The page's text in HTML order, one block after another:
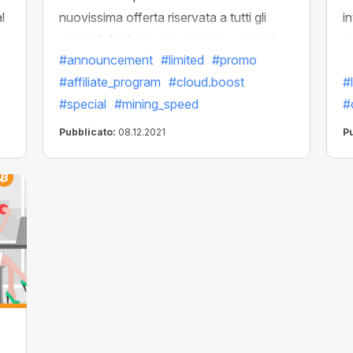
nuovissima offerta riservata a tutti gli
utenti di Android: uno sconto extra del
30% su tutti i moltiplicatori Cloud.Boost!
Per attivare lo sconto basta seguire il link
ed acquistare qualsiasi boost al nostro
prezzo speciale!
#announcement #limited #promo
#affiliate_program #cloud.boost
#special #mining_speed
Pubblicato: 08.12.2021